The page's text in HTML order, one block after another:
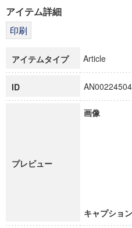
科学研究費補助金研究成
博士課程教育リーディン
アイテム詳細
アイテムタイプ Article
ID
プレビュー
画像
キャプション